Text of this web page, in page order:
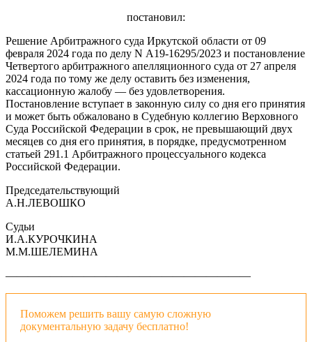
постановил:
Решение Арбитражного суда Иркутской области от 09
февраля 2024 года по делу N А19-16295/2023 и постановление
Четвертого арбитражного апелляционного суда от 27 апреля
2024 года по тому же делу оставить без изменения,
кассационную жалобу — без удовлетворения.
Постановление вступает в законную силу со дня его принятия
и может быть обжаловано в Судебную коллегию Верховного
Суда Российской Федерации в срок, не превышающий двух
месяцев со дня его принятия, в порядке, предусмотренном
статьей 291.1 Арбитражного процессуального кодекса
Российской Федерации.
Председательствующий
А.Н.ЛЕВОШКО
Судьи
И.А.КУРОЧКИНА
М.М.ШЕЛЕМИНА
——————————————————————
Поможем решить вашу самую сложную
документальную задачу бесплатно!